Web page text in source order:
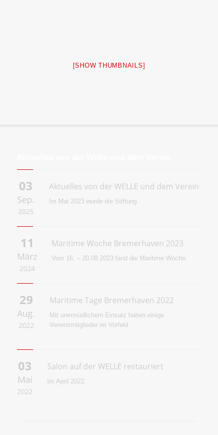
[SHOW THUMBNAILS]
03
Sep.
2025
Aktuelles von der WELLE und dem Verein
Im Mai 2023 wurde die Stiftung.
11
März
2024
Maritime Woche Bremerhaven 2023
Vom 16. – 20.08.2023 fand die Maritime Woche.
29
Aug.
2022
Maritime Tage Bremerhaven 2022
Mit unermüdlichem Einsatz haben einige
Vereinsmitglieder im Vorfeld.
03
Mai
2022
Salon auf der WELLE restauriert
Im April 2022.